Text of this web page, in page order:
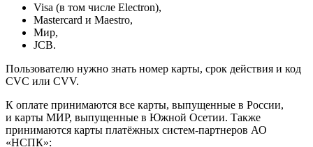
Visa (в том числе Electron),
Masterсard и Maestro,
Мир,
JCB.
Пользователю нужно знать номер карты, срок действия и код
CVC или CVV.
К оплате принимаются все карты, выпущенные в России,
и карты МИР, выпущенные в Южной Осетии. Также
принимаются карты платёжных систем-партнеров АО
«НСПК»: